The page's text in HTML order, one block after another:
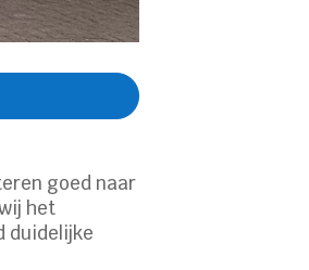
goed naar
het
duidelijke